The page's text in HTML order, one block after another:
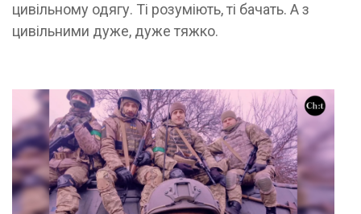
цивільному одягу. Ті розуміють, ті бачать. А з
цивільними дуже, дуже тяжко.